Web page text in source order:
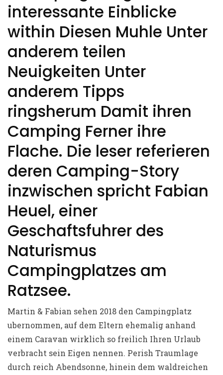
interessante Einblicke
within Diesen Muhle Unter
anderem teilen
Neuigkeiten Unter
anderem Tipps
ringsherum Damit ihren
Camping Ferner ihre
Flache. Die leser referieren
deren Camping-Story
inzwischen spricht Fabian
Heuel, einer
Geschaftsfuhrer des
Naturismus
Campingplatzes am
Ratzsee.
Martin & Fabian sehen 2018 den Campingplatz
ubernommen, auf dem Eltern ehemalig anhand
einem Caravan wirklich so freilich Ihren Urlaub
verbracht sein Eigen nennen. Perish Traumlage
durch reich Abendsonne, hinein dem waldreichen